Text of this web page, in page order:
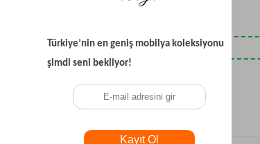
Son Baktıklarınız